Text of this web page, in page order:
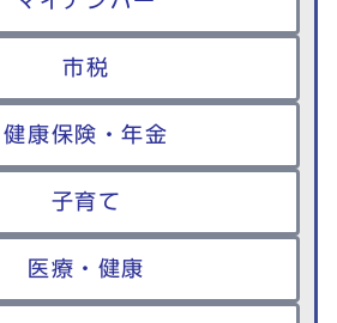
市税
健康保険・年金
子育て
医療・健康